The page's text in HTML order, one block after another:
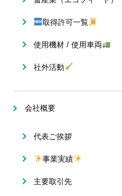
取得許可一覧
使用機材 / 使用車両
社外活動
会社概要
代表ご挨拶
事業実績
主要取引先